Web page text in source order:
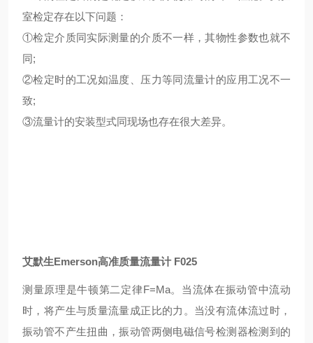
室检定存在以下问题：
①检定介质同实际测量的介质不一样，其物性参数也就不
同;
②检定时的工况如温度、压力等同流量计的应用工况不一
致;
③流量计的安装型式同现场也存在很大差异。
艾默生Emerson高准质量流量计 F025
测量原理是牛顿第二定律F=Ma。当流体在振动管中流动
时，将产生与质量流量成正比的力。当没有流体流过时，
振动管不产生扭曲，振动管两侧电磁信号检测器检测到的